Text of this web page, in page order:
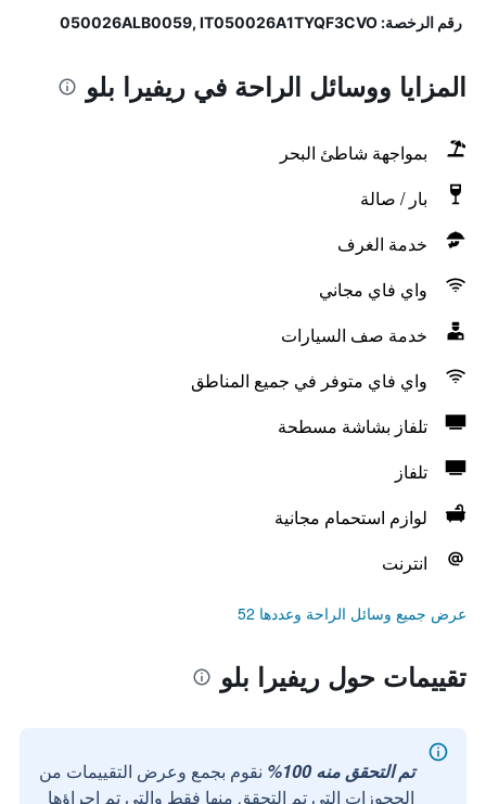
رقم الرخصة: 050026ALB0059, IT050026A1TYQF3CVO
المزايا ووسائل الراحة في ريفيرا بلو
بمواجهة شاطئ البحر
بار / صالة
خدمة الغرف
واي فاي مجاني
خدمة صف السيارات
واي فاي متوفر في جميع المناطق
تلفاز بشاشة مسطحة
تلفاز
لوازم استحمام مجانية
انترنت
عرض جميع وسائل الراحة وعددها 52
تقييمات حول ريفيرا بلو
تم التحقق منه 100%
نقوم بجمع وعرض التقييمات من
الحجوزات التي تم التحقق منها فقط والتي تم إجراؤها